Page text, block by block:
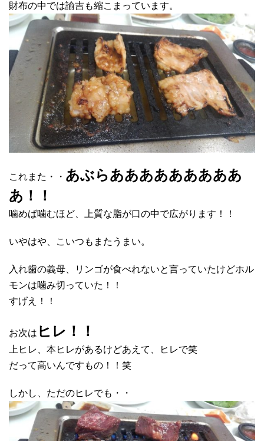
財布の中では諭吉も縮こまっています。
これまた・・ あぶらあああああああああ
あ！！
噛めば噛むほど、上質な脂が口の中で広がります！！
いやはや、こいつもまたうまい。
入れ歯の義母、リンゴが食べれないと言っていたけどホル
モンは噛み切っていた！！
すげえ！！
お次は ヒレ！！
上ヒレ、本ヒレがあるけどあえて、ヒレで笑
だって高いんですもの！！笑
しかし、ただのヒレでも・・